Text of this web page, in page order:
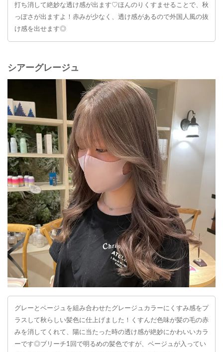
打ち消して絶妙な透け感が出ます♡ほんのりくすませることで、秋
っぽさが出ますよ！赤みが少なく、透け感があるので外国人風の抜
け感を出せます◎
シアーグレージュ
グレーとベージュを組み合わせたグレージュカラーにくすみ感をプ
ラスして秋らしい髪色に仕上げました！くすんだ色味が髪の毛の赤
みを消してくれて、陽に当たった時の透け感が絶妙にかわいいカラ
ーです◎ブリーチ1回で明るめの髪色ですが、ベージュが入ってい